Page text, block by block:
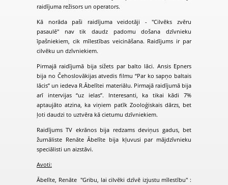
raidījuma režisors un operators.
Kā norāda paši raidījuma veidotāji - "Cilvēks zvēru
pasaulē" nav tik daudz padomu došana dzīvnieku
īpašniekiem, cik mīlestības veicināšana. Raidījums ir par
cilvēku un dzīvniekiem.
Pirmajā raidījumā bija sižets par balto lāci. Ansis Epners
bija no Čehoslovākijas atvedis filmu “Par ko sapņo baltais
lācis” un iedeva R.Ābelītei materiālu. Pirmajā raidījumā bija
arī intervijas “uz ielas”. Interesanti, ka tikai kādi 7%
aptaujāto atzina, ka viņiem patīk Zooloģiskais dārzs, bet
ļoti daudzi to uztvēra kā cietumu dzīvniekiem.
Raidījums TV ekrānos bija redzams deviņus gadus, bet
žurnāliste Renāte Ābelīte bija kļuvusi par mājdzīvnieku
speciālisti un aizstāvi.
Avoti:
Ābelīte, Renāte "Gribu, lai cilvēki dzīvē izjustu mīlestību" :